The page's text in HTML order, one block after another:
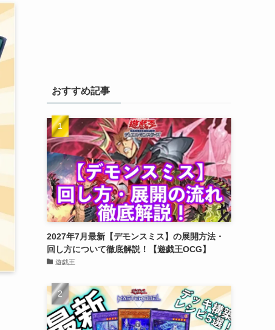
おすすめ記事
2027年7月最新【デモンスミス】の展開方法・
回し方について徹底解説！【遊戯王OCG】
遊戯王